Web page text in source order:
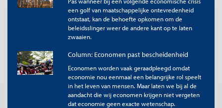
De titel en eerste zinnen van dit artikel mogen zonder toestemming
worden overgenomen met de bronvermelding
Me Judice
en, indien
online, een link naar het artikel. Volledige overname is slechts beperkt
toegestaan. Voor meer informatie, zie onze copyright richtlijnen.
Door 'Riccardof
een golf van maatschappelijke ontevredenheid
ontstaat, kan de behoefte opkomen om de
beleidsslinger weer de andere kant op te laten
zwaaien.
Column: Economen past bescheidenheid
Economen worden vaak geraadpleegd omdat
economie nou eenmaal een belangrijke rol speelt
in het leven van mensen. Maar laten we bij al de
aandacht die wij economen krijgen niet vergeten
dat economie geen exacte wetenschap.